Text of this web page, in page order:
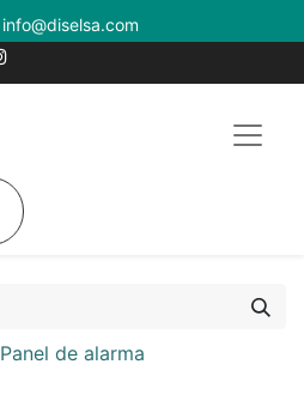
info@diselsa.com
Panel de alarma